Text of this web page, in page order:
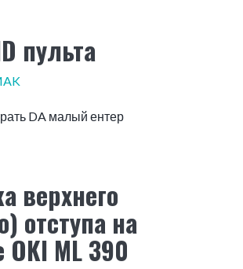
пульта
DA малый ентер
верхнего
отступа на
OKI ML 390